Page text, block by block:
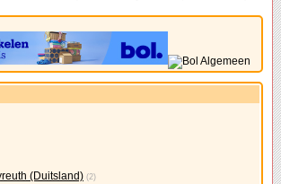
(Duitsland) (2)